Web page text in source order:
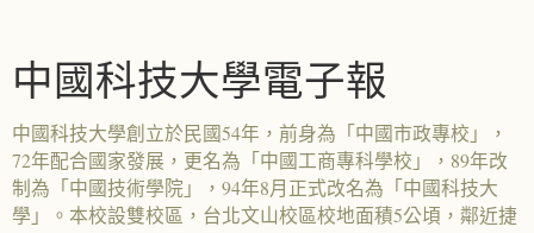
中國科技大學電子報
中國科技大學創立於民國54年，前身為「中國市政專校」，
72年配合國家發展，更名為「中國工商專科學校」，89年改
制為「中國技術學院」，94年8月正式改名為「中國科技大
學」。本校設雙校區，台北文山校區校地面積5公頃，鄰近捷